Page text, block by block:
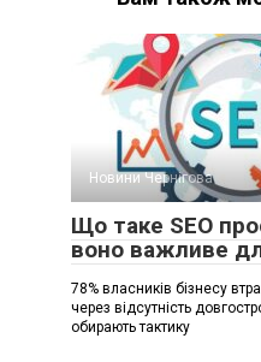
Новини Чернігова
Що таке SEO
воно важливе
78% власників бізнесу
через відсутність
обирають тактику